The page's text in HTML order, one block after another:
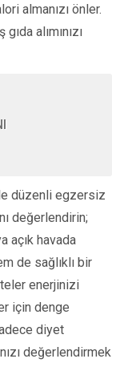
almanızı önler.
alımınızı
düzenli egzersiz
değerlendirin;
açık havada
de sağlıklı bir
enerjinizi
için denge
diyet
değerlendirmek